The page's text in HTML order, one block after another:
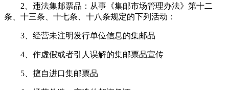
2、违法集邮票品：从事《集邮市场管理办法》第十二
条、十三条、十七条、十八条规定的下列活动：
3、经营未注明发行单位信息的集邮品
4、作虚假或者引人误解的集邮票品宣传
5、擅自进口集邮票品